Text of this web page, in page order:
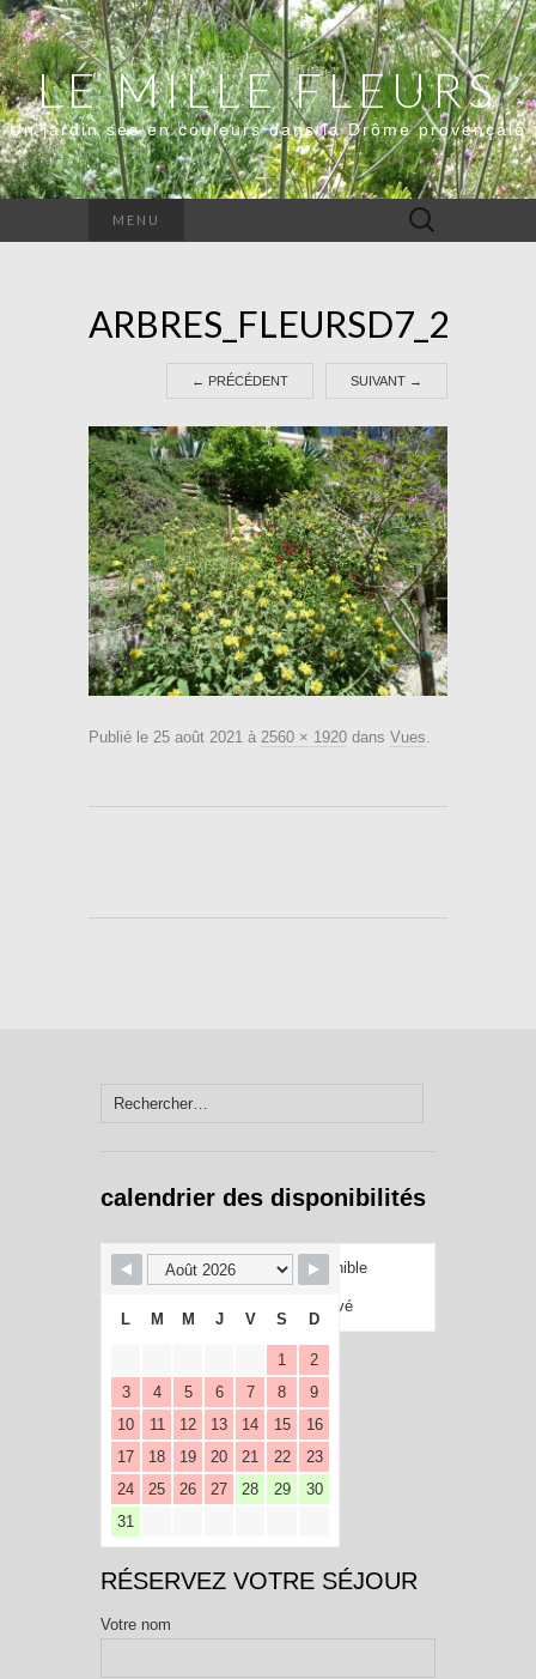
LE MILLE FLEURS
Un jardin sec en couleurs dans la Drôme provençale
MENU Rechercher :
← PRÉCÉDENT SUIVANT →
Publié le 25 août 2021 à 2560 × 1920 dans Vues.
Rechercher :
calendrier des disponibilités
Disponible
Réservé
L M M J V S D
1
2
3
4 5 6 7 8
9
10
11 12 13 14 15
16
17
18 19 20 21 22
23
24
25 26 27 28 29
30
31
RÉSERVEZ VOTRE SÉJOUR
Votre nom